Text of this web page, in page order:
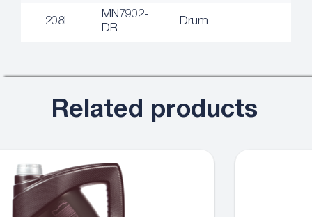
208L
MN7902-
DR
Drum
Related products